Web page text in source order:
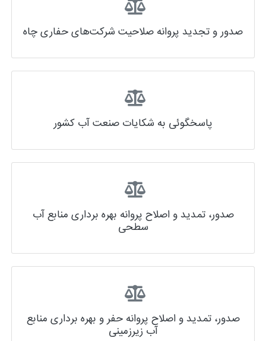
صدور و تجدید پروانه صلاحیت شرکت‌های حفاری چاه
پاسخگوئی به شکایات صنعت آب کشور
صدور، تمدید و اصلاح پروانه بهره برداری منابع آب
سطحی
صدور، تمدید و اصلاح پروانه حفر و بهره برداری منابع
آب زیرزمینی